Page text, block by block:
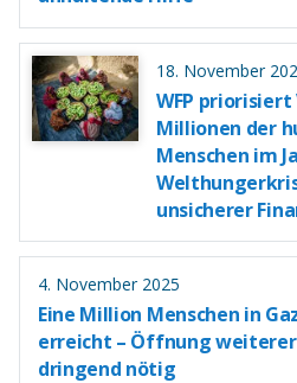
18. November
WFP priorisiert
Millionen der
Menschen im
unsicherer
4. November 2025
Eine Million Menschen in
erreicht – Öffnung
dringend nötig